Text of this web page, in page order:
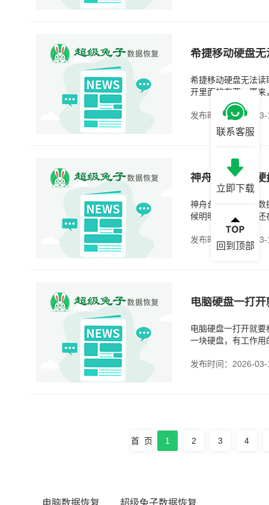
希捷移动硬盘无法
开里面的东西。原
后，却无法读取到数
发布时间：2026-03-
神舟台式电脑
神舟台式电脑硬盘
候明明前一天文件
就是误删了；有些
发布时间：2026-03-
电脑硬盘一打开就
一块硬盘，有工作
发布时间：2026-03-
首 页 1 2 3 4
电脑数据恢复 超级兔子数据恢复
联系客服
立即下载
回到顶部